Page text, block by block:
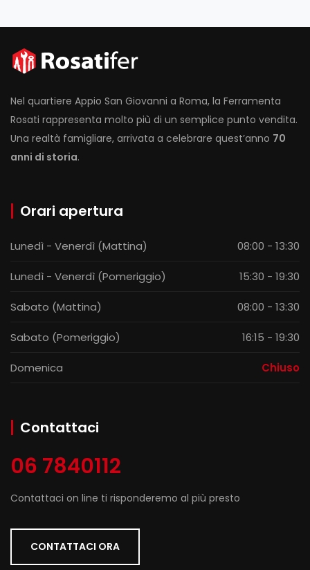
Nel quartiere Appio San Giovanni a Roma, la Ferramenta
Rosati rappresenta molto più di un semplice punto vendita.
Una realtà famigliare, arrivata a celebrare quest’anno 70
anni di storia.
Orari apertura
Lunedì - Venerdì (Mattina) 08:00 - 13:30
Lunedì - Venerdì (Pomeriggio) 15:30 - 19:30
Sabato (Mattina) 08:00 - 13:30
Sabato (Pomeriggio) 16:15 - 19:30
Domenica Chiuso
Contattaci
06 7840112
Contattaci on line ti risponderemo al più presto
CONTATTACI ORA